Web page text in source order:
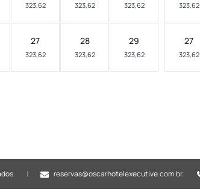
323,62 323,62 323,62
27
323,62
28
323,62
29
323,62
323,62
27
323,62
reservas@oscarhotelexecutive.com.br